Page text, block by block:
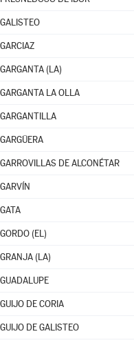
GALISTEO
GARCIAZ
GARGANTA (LA)
GARGANTA LA OLLA
GARGANTILLA
GARGÜERA
GARROVILLAS DE ALCONÉTAR
GARVÍN
GATA
GORDO (EL)
GRANJA (LA)
GUADALUPE
GUIJO DE CORIA
GUIJO DE GALISTEO